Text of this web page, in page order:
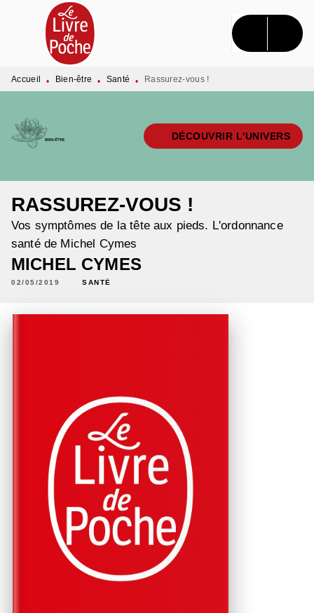
MENU RECHERCHE CONTENU
PIED DE PAGE
Accueil • Bien-être • Santé • Rassurez-vous !
DÉCOUVRIR L'UNIVERS
RASSUREZ-VOUS !
Vos symptômes de la tête aux pieds. L'ordonnance
santé de Michel Cymes
MICHEL CYMES
02/05/2019 SANTÉ